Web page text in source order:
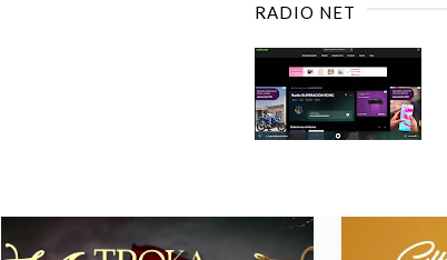
RADIO NET